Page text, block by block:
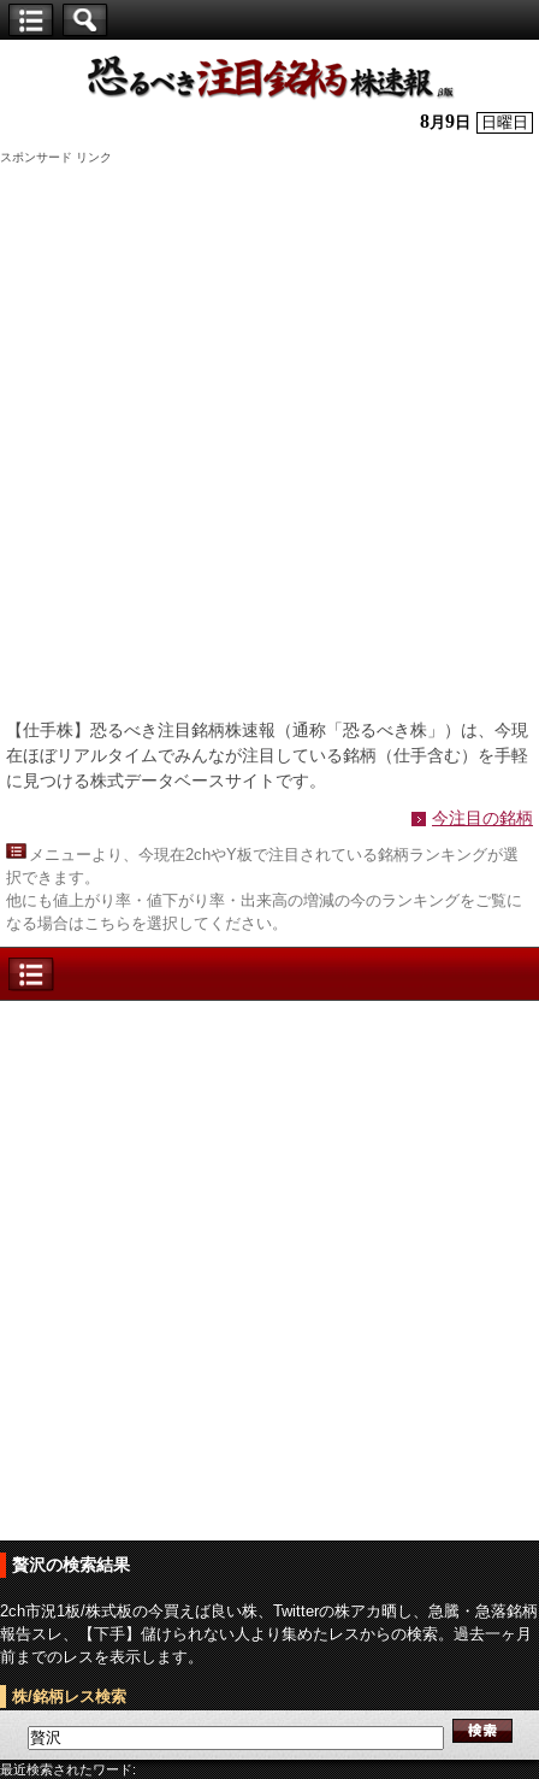
株】
8月 9 日 日曜日
スポンサード リンク
【仕手株】恐るべき注目銘柄株速報（通称「恐るべき株」）は、今現
在ほぼリアルタイムでみんなが注目している銘柄（仕手含む）を手軽
に見つける株式データベースサイトです。
今注目の銘柄
メニューより、今現在2chやY板で注目されている銘柄ランキングが選
択できます。
他にも値上がり率・値下がり率・出来高の増減の今のランキングをご覧に
なる場合はこちらを選択してください。
贅沢の検索結果
2ch市況1板/株式板の今買えば良い株、Twitterの株アカ晒し、急騰・急落銘柄
報告スレ、【下手】儲けられない人より集めたレスからの検索。過去一ヶ月
前までのレスを表示します。
株/銘柄レス検索
最近検索されたワード: